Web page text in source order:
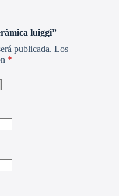
luiggi”
publicada. Los
*